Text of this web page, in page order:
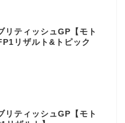
リティッシュGP【モト
リザルト&トピック
リティッシュGP【モト